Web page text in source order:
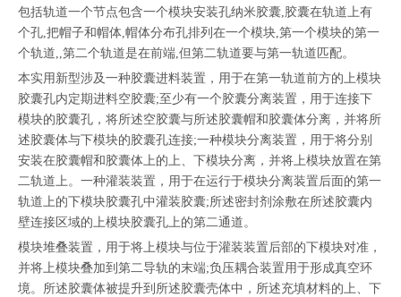
包括轨道一个节点包含一个模块安装孔纳米胶囊,胶囊在轨道上有
个孔,把帽子和帽体,帽体分布孔排列在一个模块,第一个模块的第一
个轨道,,第二个轨道是在前端,但第二轨道要与第一轨道匹配。
本实用新型涉及一种胶囊进料装置，用于在第一轨道前方的上模块
胶囊孔内定期进料空胶囊;至少有一个胶囊分离装置，用于连接下
模块的胶囊孔，将所述空胶囊与所述胶囊帽和胶囊体分离，并将所
述胶囊体与下模块的胶囊孔连接;一种模块分离装置，用于将分别
安装在胶囊帽和胶囊体上的上、下模块分离，并将上模块放置在第
二轨道上。一种灌装装置，用于在运行于模块分离装置后面的第一
轨道上的下模块胶囊孔中灌装胶囊;所述密封剂涂敷在所述胶囊内
壁连接区域的上模块胶囊孔上的第二通道。
模块堆叠装置，用于将上模块与位于灌装装置后部的下模块对准，
并将上模块叠加到第二导轨的末端;负压耦合装置用于形成真空环
境。所述胶囊体被提升到所述胶囊壳体中，所述充填材料的上、下